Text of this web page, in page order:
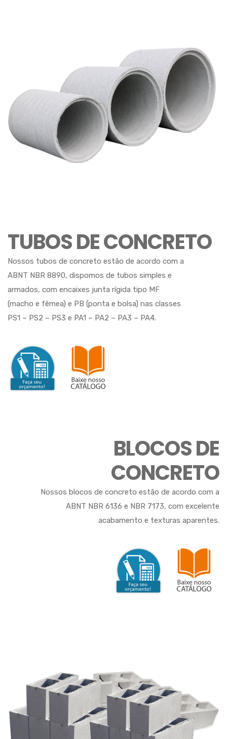
TUBOS DE CONCRETO
Nossos tubos de concreto estão de acordo com a
ABNT NBR 8890, dispomos de tubos simples e
armados, com encaixes junta rígida tipo MF
(macho e fêmea) e PB (ponta e bolsa) nas classes
PS1 – PS2 – PS3 e PA1 – PA2 – PA3 – PA4.
BLOCOS DE
CONCRETO
Nossos blocos de concreto estão de acordo com a
ABNT NBR 6136 e NBR 7173, com excelente
acabamento e texturas aparentes.